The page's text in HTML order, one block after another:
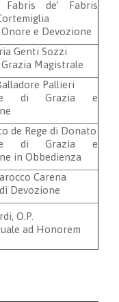
de’ Fabris
Onore e Devozione
Genti Sozzi
Magistrale
Pallieri
di Grazia e
de Rege di Donato
di Grazia e
in Obbedienza
Carena
Devozione
O.P.
ad Honorem